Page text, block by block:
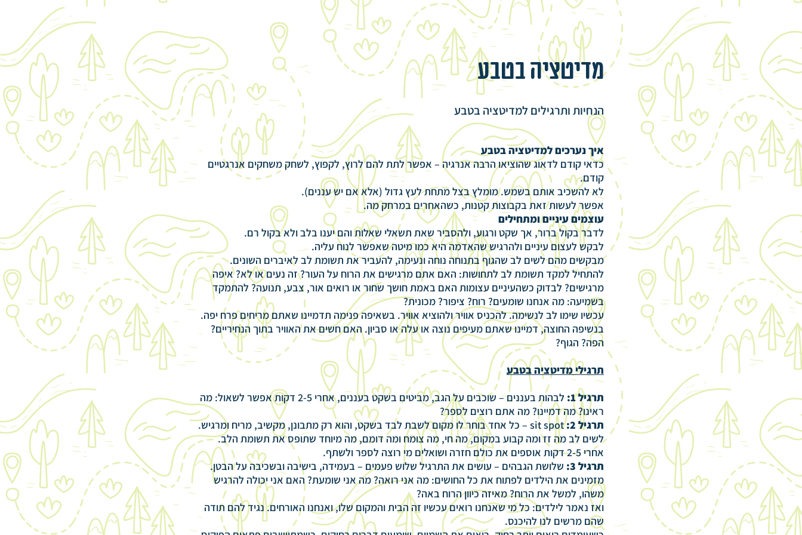
מדיטציה בטבע
הנחיות ותרגילים למדיטציה בטבע
איך נערכים למדיטציה בטבע
כדאי קודם לדאוג שהוציאו הרבה אנרגיה – אפשר לתת להם לרוץ, לקפוץ, לשחק משחקים אנרגטיים
קודם.
לא להשכיב אותם בשמש. מומלץ בצל מתחת לעץ גדול (אלא אם יש עננים).
אפשר לעשות זאת בקבוצות קטנות, כשהאחרים במרחק מה.
עוצמים עיניים ומתחילים
לדבר בקול ברור, אך שקט ורגוע, ולהסביר שאת תשאלי שאלות והם יענו בלב ולא בקול רם.
לבקש לעצום עיניים ולהרגיש שהאדמה היא כמו מיטה שאפשר לנוח עליה.
מבקשים מהם לשים לב שהגוף בתנוחה נוחה ונעימה, להעביר את תשומת לב לאיברים השונים.
להתחיל למקד תשומת לב לתחושות: האם אתם מרגישים את הרוח על העור? זה נעים או לא? איפה
מרגישים? לבדוק כשהעיניים עצומות האם באמת חושך שחור או רואים אור, צבע, תנועה? להתמקד
בשמיעה: מה אנחנו שומעים? רוח? ציפור? מכונית?
עכשיו שימו לב לנשימה. להכניס אוויר ולהוציא אוויר. בשאיפה פנימה תדמיינו שאתם מריחים פרח יפה.
בנשיפה החוצה, דמיינו שאתם מעיפים נוצה או עלה או סביון. האם חשים את האוויר בתוך הנחיריים?
הפה? הגוף?
תרגילי מדיטציה בטבע
תרגיל 1:
לבהות בעננים – שוכבים על הגב, מביטים בשקט בעננים, אחרי 2-5 דקות אפשר לשאול: מה
ראינו? מה דמיינו? מה אתם רוצים לספר?
תרגיל 2:
sit spot – כל אחד בוחר לו מקום לשבת לבד בשקט, והוא רק מתבונן, מקשיב, מריח ומרגיש.
לשים לב מה זז ומה קבוע במקום, מה חי, מה צומח ומה דומם, מה מיוחד שתופס את תשומת הלב.
אחרי 2-5 דקות אוספים את כולם חזרה ושואלים מי רוצה לספר ולשתף.
תרגיל 3:
שלושת הגבהים – עושים את התרגיל שלוש פעמים – בעמידה, בישיבה ובשכיבה על הבטן.
מזמינים את הילדים לפתוח את כל החושים: מה אני רואה? מה אני שומעת? האם אני יכולה להרגיש
משהו, למשל את הרוח? מאיזה כיוון הרוח באה?
ואז נאמר לילדים: כל מי שאנחנו רואים עכשיו זה הבית והמקום שלו, ואנחנו האורחים. נגיד להם תודה
שהם מרשים לנו להיכנס.